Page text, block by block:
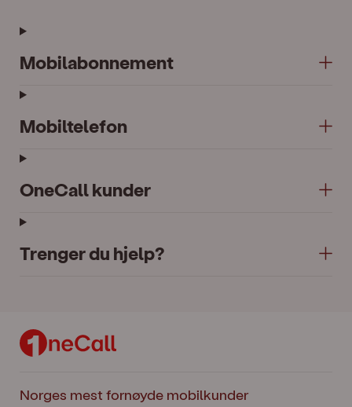
Mobilabonnement
Mobiltelefon
OneCall kunder
Trenger du hjelp?
Norges mest fornøyde mobilkunder